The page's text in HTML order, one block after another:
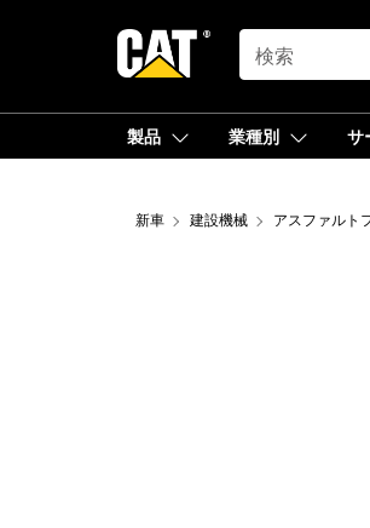
SEARCH
製品 業種別 サ
新車 建設機械 アスファルト